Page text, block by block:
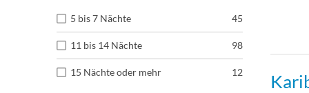
5 bis 7 Nächte 45
11 bis 14 Nächte 98
15 Nächte oder mehr 12